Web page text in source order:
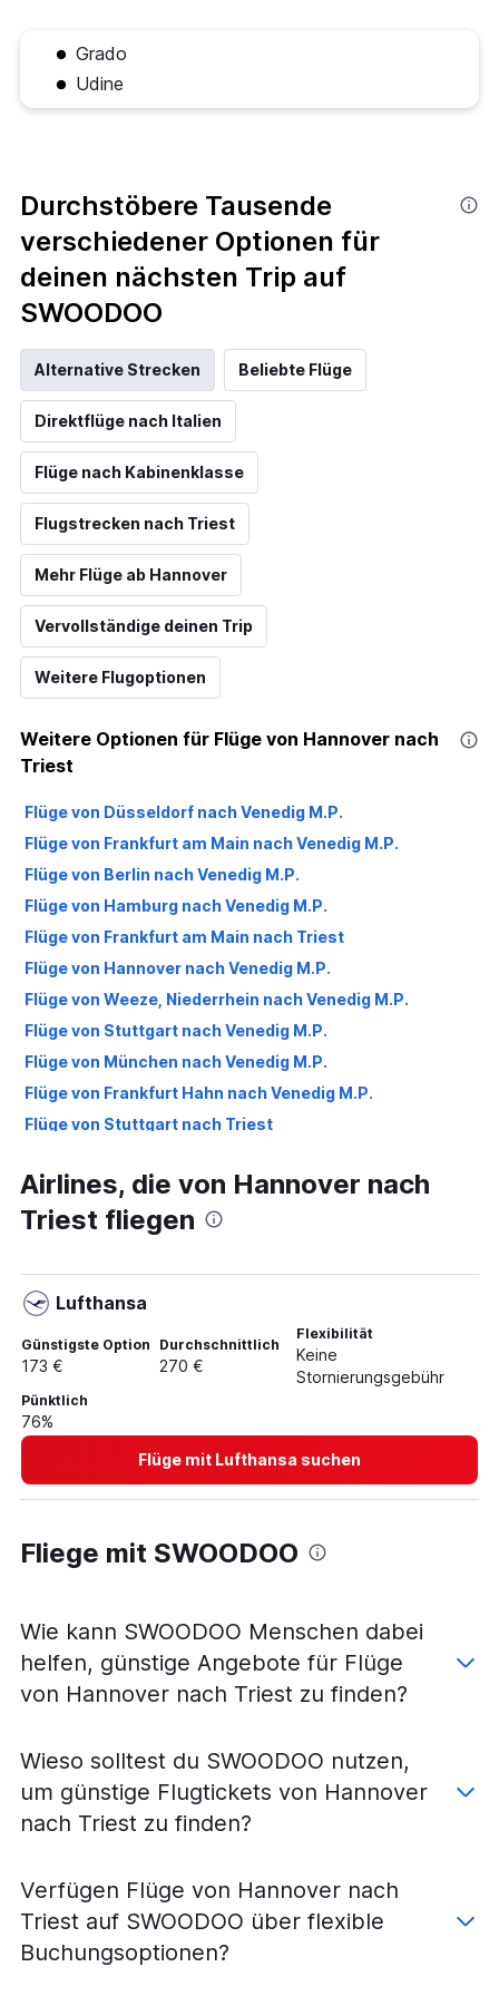
Grado
Udine
Durchstöbere Tausende
verschiedener Optionen für
deinen nächsten Trip auf
SWOODOO
Alternative Strecken Beliebte Flüge
Direktflüge nach Italien
Flüge nach Kabinenklasse
Flugstrecken nach Triest
Mehr Flüge ab Hannover
Vervollständige deinen Trip
Weitere Flugoptionen
Weitere Optionen für Flüge von Hannover nach
Triest
Flüge von Düsseldorf nach Venedig M.P.
Flüge von Frankfurt am Main nach Venedig M.P.
Flüge von Berlin nach Venedig M.P.
Flüge von Hamburg nach Venedig M.P.
Flüge von Frankfurt am Main nach Triest
Flüge von Hannover nach Venedig M.P.
Flüge von Weeze, Niederrhein nach Venedig M.P.
Flüge von Stuttgart nach Venedig M.P.
Flüge von München nach Venedig M.P.
Flüge von Frankfurt Hahn nach Venedig M.P.
Flüge von Stuttgart nach Triest
Flüge von Köln nach Venedig M.P.
Flüge von Berlin nach Triest
Flüge von Nürnberg nach Venedig M.P.
Flüge von Leipzig nach Venedig M.P.
Flüge von Karlsruhe nach Venedig M.P.
Flüge von Dortmund nach Venedig M.P.
Flüge von Münster nach Venedig M.P.
Flüge von Dresden nach Venedig M.P.
Flüge von Weeze, Niederrhein nach Triest
Flüge von Frankfurt Hahn nach Triest
Flüge von Köln nach Triest
Flüge von Memmingen nach Venedig M.P.
Flüge von Nürnberg nach Triest
Flüge von Friedrichshafen nach Venedig M.P.
Flüge von Dresden nach Triest
Flüge von Paderborn nach Venedig M.P.
Flüge von Saarbrücken nach Venedig M.P.
Flüge von Friedrichshafen nach Triest
Airlines, die von Hannover nach
Triest fliegen
Lufthansa
Günstigste Option
173 €
Durchschnittlich
270 €
Flexibilität
Keine
Stornierungsgebühr
Pünktlich
76%
Flüge mit Lufthansa suchen
Fliege mit SWOODOO
Wie kann SWOODOO Menschen dabei
helfen, günstige Angebote für Flüge
von Hannover nach Triest zu finden?
Wieso solltest du SWOODOO nutzen,
um günstige Flugtickets von Hannover
nach Triest zu finden?
Verfügen Flüge von Hannover nach
Triest auf SWOODOO über flexible
Buchungsoptionen?